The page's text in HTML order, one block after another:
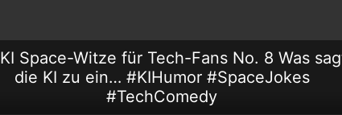
KI Space-Witze für Tech-Fans No. 8 Was
die KI zu ein… #KIHumor #SpaceJokes
#TechComedy